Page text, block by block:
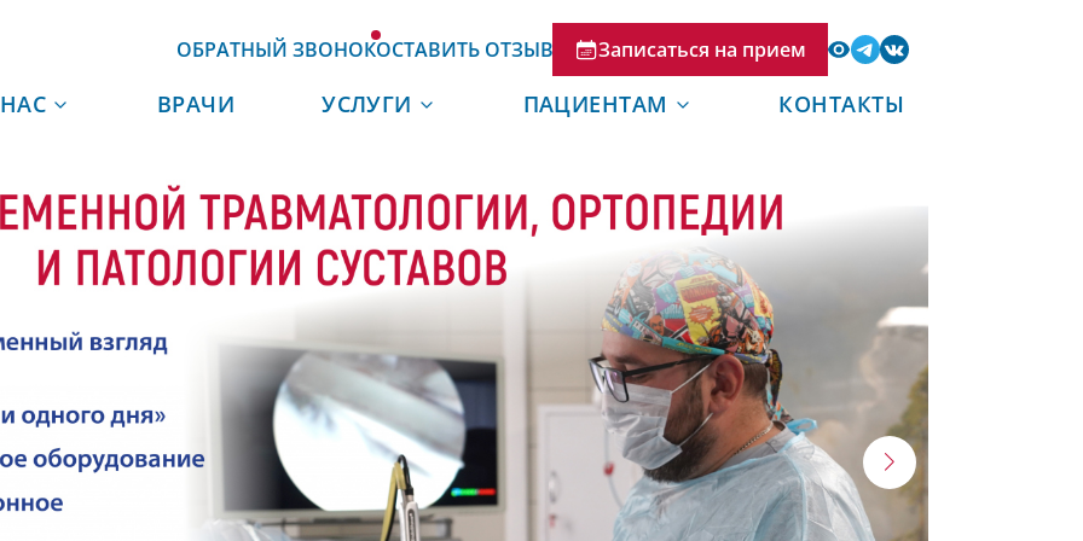
ОБРАТНЫЙ ЗВОНОКОСТАВИТЬ ОТЗЫВ Записаться на прием
ВРАЧИ УСЛУГИ ПАЦИЕНТАМ КОНТАКТЫ